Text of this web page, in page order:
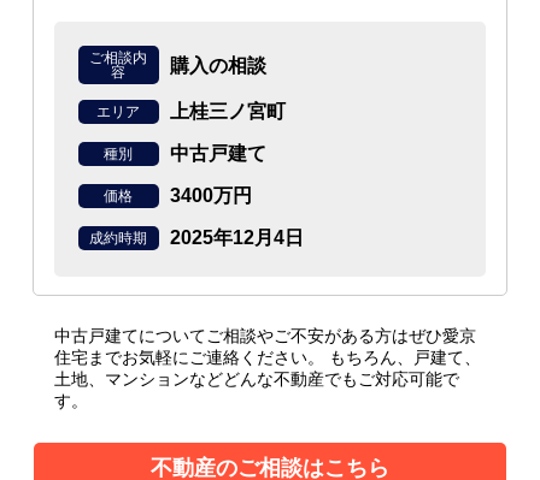
ご相談内
容
購入の相談
エリア 上桂三ノ宮町
種別 中古戸建て
価格 3400万円
成約時期 2025年12月4日
中古戸建てについてご相談やご不安がある方はぜひ愛京
住宅までお気軽にご連絡ください。
もちろん、戸建て、
土地、マンションなどどんな不動産でもご対応可能で
す。
不動産のご相談はこちら